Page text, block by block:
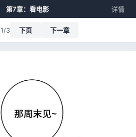
第7章：看电影 详情
1/3 下页 下一章